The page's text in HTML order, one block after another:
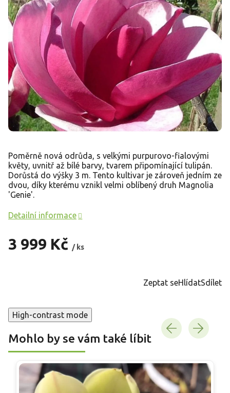
3 999 Kč / ks
Poměrně nová odrůda, s velkými purpurovo-fialovými
květy, uvnitř až bílé barvy, tvarem připomínající tulipán.
Dorůstá do výšky 3 m. Tento kultivar je zároveň jedním ze
dvou, díky kterému vznikl velmi oblíbený druh Magnolia
'Genie'.
Detailní informace
Zeptat seHlídatSdílet
High-contrast mode
Mohlo by se vám také líbit